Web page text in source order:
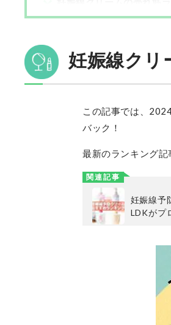
妊娠線クリ
この記事では、
バック！
最新のランキング記
関連記事
妊娠線予
LDKがプ